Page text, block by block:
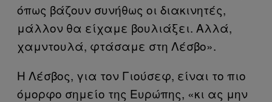
όπως βάζουν συνήθως οι διακινητές,
μάλλον θα είχαμε βουλιάξει. Αλλά,
χαμντουλά, φτάσαμε στη Λέσβο».
Η Λέσβος, για τον Γιούσεφ, είναι το πιο
όμορφο σημείο της Ευρώπης, «κι ας μην